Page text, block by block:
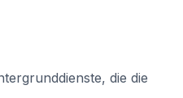
die die